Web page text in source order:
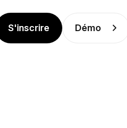
S'inscrire Démo